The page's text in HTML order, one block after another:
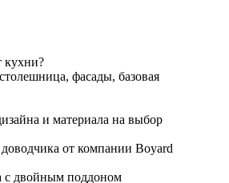
кухни?
фасады, базовая
и материала на выбор
от компании Boyard
с двойным поддоном